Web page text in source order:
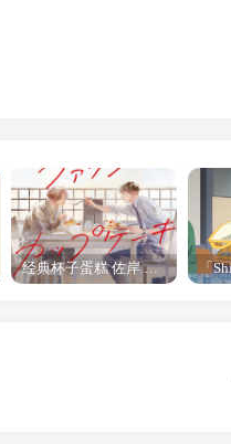
经典杯子蛋糕 佐岸 漫画「经典杯子蛋糕」宣布真人日剧化